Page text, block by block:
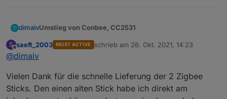
D dimaivUmstieg von Conbee, CC2531
Stoppe und lösche Zigbee Adapter komplett. Ziehe
/opt/iobroker/iobroker-data/zigbee_0/)
Und installiere den neuesten Zigbee Adapter
Netzwerkkabel und USB-C Kabel verbinden.
Im Router nachgucken, welche IP-Adresse zum
Sehr wichtig !!! Beim ersten Start kann es bis zu 3
S
Offline
saeft_2003 MOST ACTIVE schrieb am 26. Okt. 2021, 14:23
zuletzt editiert von
@dimaiv
Vielen Dank für die schnelle Lieferung der 2 Zigbee
Sticks. Den einen alten Stick habe ich direkt am